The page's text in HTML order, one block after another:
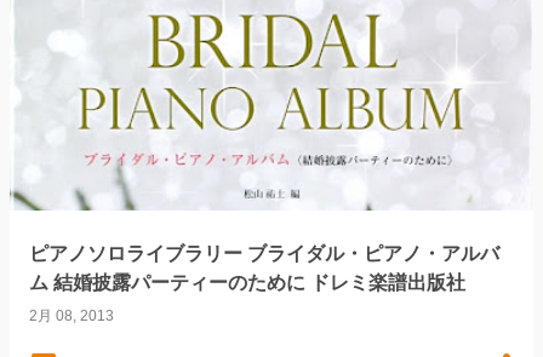
ピアノソロライブラリー ブライダル・ピアノ・アルバ
ム 結婚披露パーティーのために ドレミ楽譜出版社
2月 08, 2013